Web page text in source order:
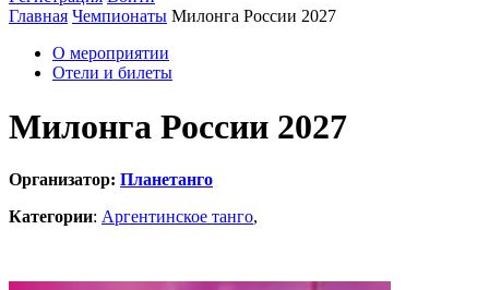
Главная Чемпионаты Милонга России 2027
О мероприятии
Отели и билеты
Милонга России 2027
Организатор: Планетанго
Категории: Аргентинское танго,